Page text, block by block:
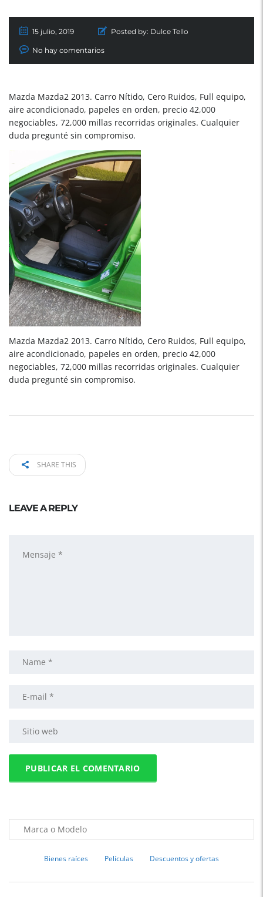
15 julio, 2019 Posted by: Dulce Tello
No hay comentarios
Mazda Mazda2 2013. Carro Nítido, Cero Ruidos, Full equipo,
aire acondicionado, papeles en orden, precio 42,000
negociables, 72,000 millas recorridas originales. Cualquier
duda pregunté sin compromiso.
Mazda Mazda2 2013. Carro Nítido, Cero Ruidos, Full equipo,
aire acondicionado, papeles en orden, precio 42,000
negociables, 72,000 millas recorridas originales. Cualquier
duda pregunté sin compromiso.
SHARE THIS
LEAVE A REPLY
Bienes raíces Películas Descuentos y ofertas